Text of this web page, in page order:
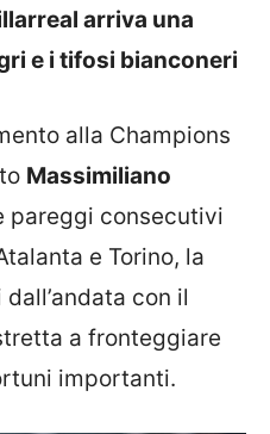
arriva una
e i tifosi bianconeri
alla Champions
Massimiliano
pareggi consecutivi
e Torino, la
con il
a fronteggiare
importanti.